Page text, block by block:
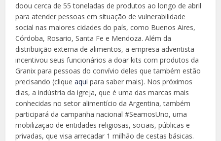
doou cerca de 55 toneladas de produtos ao longo de abril
para atender pessoas em situação de vulnerabilidade
social nas maiores cidades do país, como Buenos Aires,
Córdoba, Rosario, Santa Fe e Mendoza. Além da
distribuição externa de alimentos, a empresa adventista
incentivou seus funcionários a doar kits com produtos da
Granix para pessoas do convívio deles que também estão
precisando (cliqueaqui para saber mais). Nos próximos
dias, a indústria da igreja, que é uma das marcas mais
conhecidas no setor alimentício da Argentina, também
participará da campanha nacional #SeamosUno, uma
mobilização de entidades religiosas, sociais, públicas e
privadas, que visa arrecadar 1 milhão de cestas básicas.